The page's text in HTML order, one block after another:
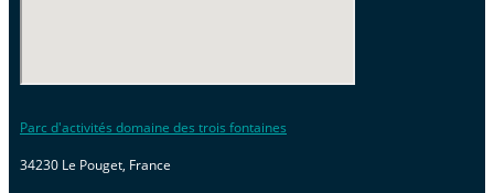
Parc d'activités domaine des trois fontaines
34230 Le Pouget, France